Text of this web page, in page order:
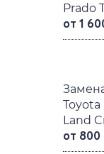
Prado
от 1
Toyota
Land
от 800